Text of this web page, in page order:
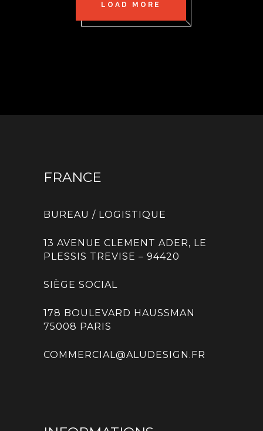
LOAD MORE
FRANCE
BUREAU / LOGISTIQUE
13 AVENUE CLEMENT ADER, LE
PLESSIS TREVISE – 94420
SIÈGE SOCIAL
178 BOULEVARD HAUSSMAN
75008 PARIS
COMMERCIAL@ALUDESIGN.FR